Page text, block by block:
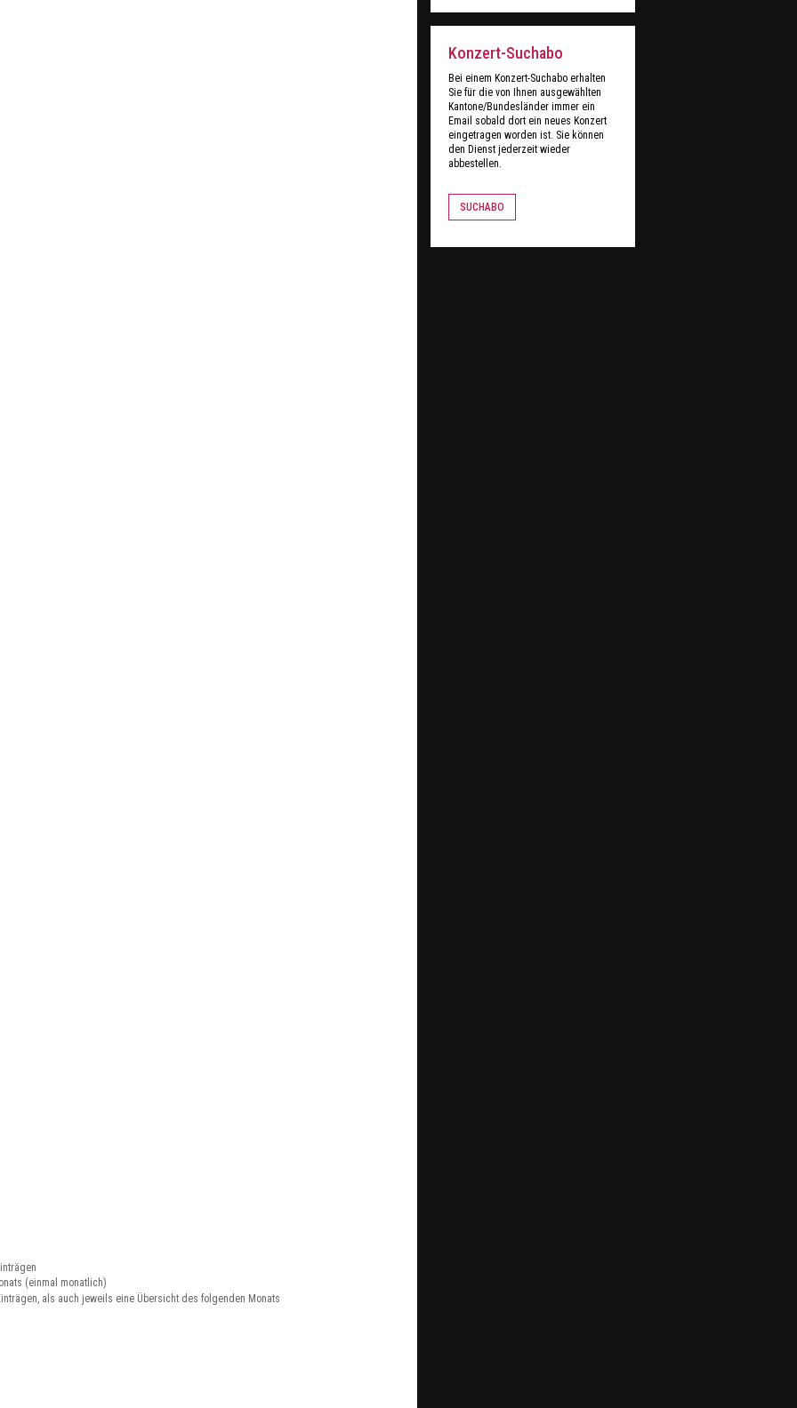
(einmal monatlich)
als auch jeweils eine Übersicht des folgenden Monats
Konzert-Suchabo
Bei einem Konzert-Suchabo erhalten
Sie für die von Ihnen ausgewählten
Kantone/Bundesländer immer ein
Email sobald dort ein neues Konzert
eingetragen worden ist. Sie können
den Dienst jederzeit wieder
abbestellen.
SUCHABO